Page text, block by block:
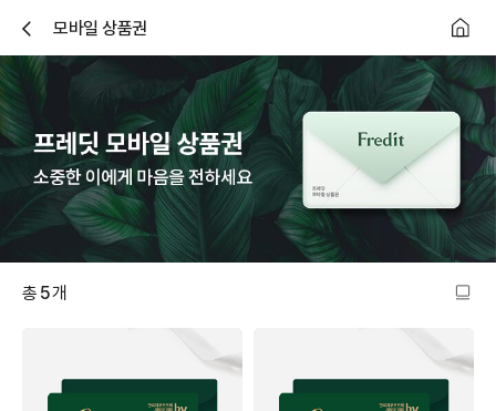
닫
기
모바일 상품권
총5개
목
수